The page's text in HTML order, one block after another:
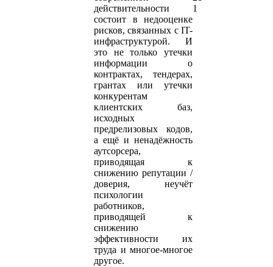
действительности
состоит в недооценке
рисков, связанных с IT-
инфраструктурой. И
это не только утечки
информации о
контрактах, тендерах,
грантах или утечки
конкурентам
клиентских баз,
исходных
предрелизовых кодов,
а ещё и ненадёжность
аутсорсера,
приводящая к
снижению репутации /
доверия, неучёт
психологии
работников,
приводящей к
снижению
эффективности их
труда и многое-многое
другое.